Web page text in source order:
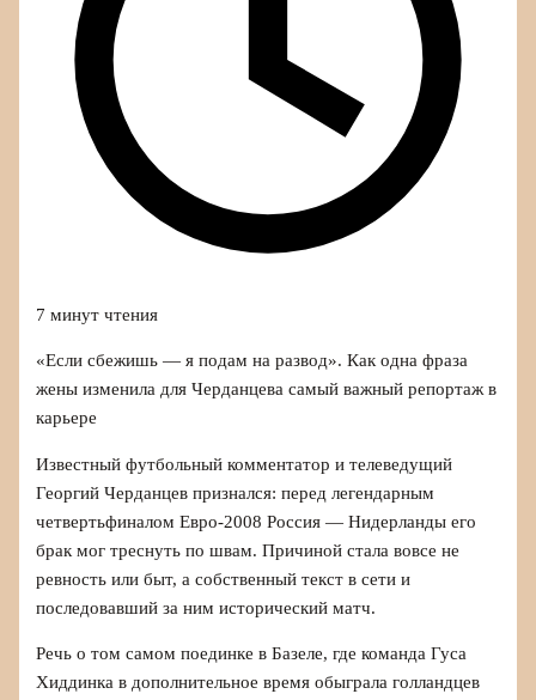
7 минут чтения
«Если сбежишь — я подам на развод». Как одна фраза
жены изменила для Черданцева самый важный репортаж в
карьере
Известный футбольный комментатор и телеведущий
Георгий Черданцев признался: перед легендарным
четвертьфиналом Евро‑2008 Россия — Нидерланды его
брак мог треснуть по швам. Причиной стала вовсе не
ревность или быт, а собственный текст в сети и
последовавший за ним исторический матч.
Речь о том самом поединке в Базеле, где команда Гуса
Хиддинка в дополнительное время обыграла голландцев